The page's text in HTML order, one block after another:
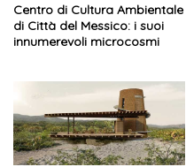
Centro di Cultura Ambientale
di Città del Messico: i suoi
innumerevoli microcosmi